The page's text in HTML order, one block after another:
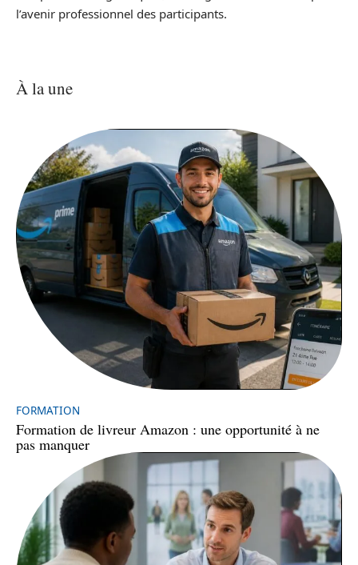
l’avenir professionnel des participants.
À la une
FORMATION
Formation de livreur Amazon : une opportunité à ne
pas manquer